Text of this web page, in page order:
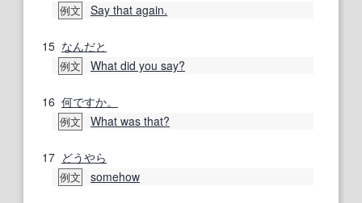
例文 Say that again.
15 なんだと
例文 What did you say?
16 何ですか。
例文 What was that?
17 どうやら
例文 somehow